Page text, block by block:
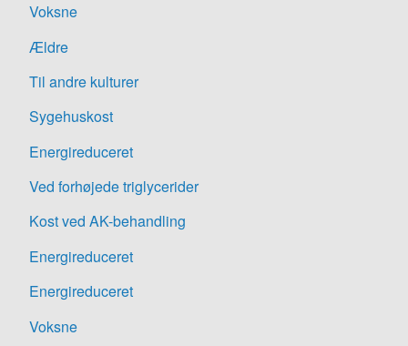
Voksne
Ældre
Til andre kulturer
Sygehuskost
Energireduceret
Ved forhøjede triglycerider
Kost ved AK-behandling
Energireduceret
Energireduceret
Voksne